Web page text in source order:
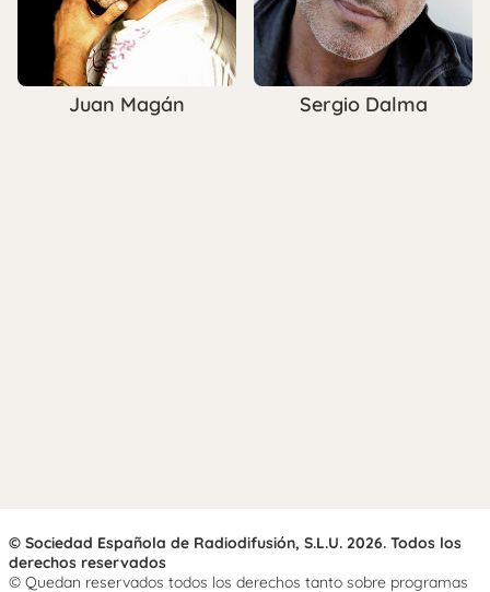
Juan Magán Sergio Dalma
© Sociedad Española de Radiodifusión, S.L.U. 2026. Todos los
derechos reservados
© Quedan reservados todos los derechos tanto sobre programas